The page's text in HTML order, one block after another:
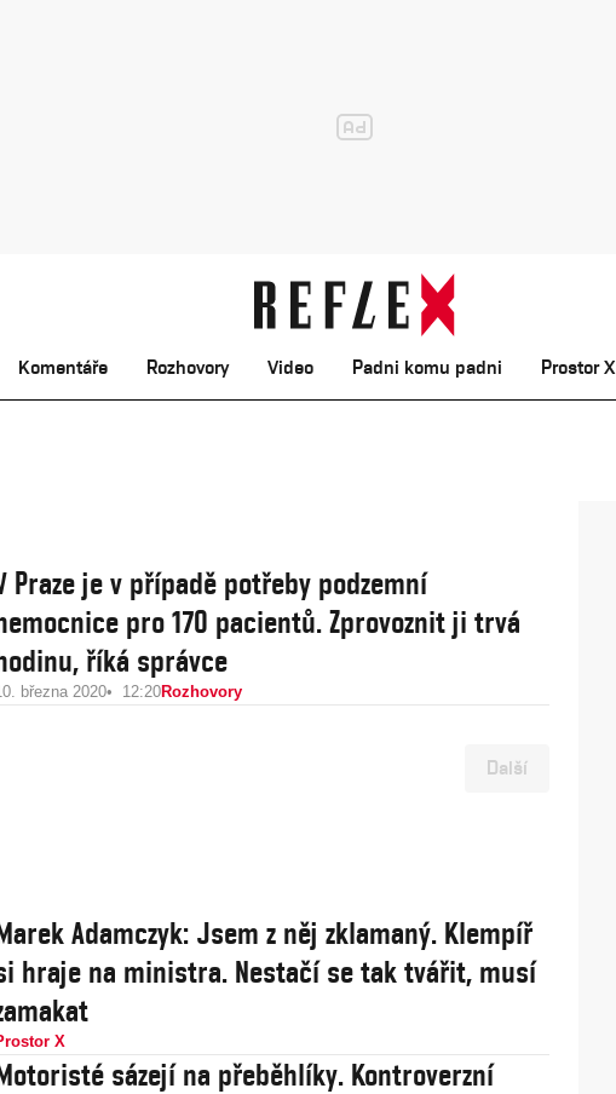
Komentáře Rozhovory Video Padni komu padni Prostor X
Praze je v případě potřeby podzemní
pro 170 pacientů. Zprovoznit ji trvá
říká správce
března 2020 12:20Rozhovory
Další
Adamczyk: Jsem z něj zklamaný. Klempíř
hraje na ministra. Nestačí se tak tvářit, musí
X
sázejí na přeběhlíky. Kontroverzní